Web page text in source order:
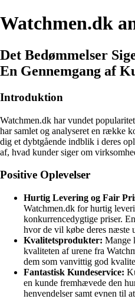
Watchmen.dk
Det Bedømmelser
En Gennemgang af
Introduktion
Watchmen.dk har vundet
har samlet og analyseret en række
dig et dybtgående indblik i deres
af, hvad kunder siger om
Positive Oplevelser
Hurtig Levering og Fair
Watchmen.dk for hurtig
konkurrencedygtige priser.
hvor de vil købe deres næste
Kvalitetsprodukter: Mange
kvaliteten af urene fra
dem som vanvittig god
Fantastisk Kundeservice:
en kunde fremhævede den
henvendelser samt evnen til